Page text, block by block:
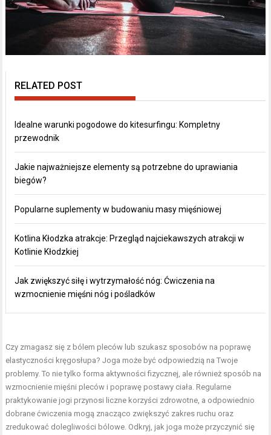
RELATED POST
Idealne warunki pogodowe do kitesurfingu: Kompletny
przewodnik
Jakie najważniejsze elementy są potrzebne do uprawiania
biegów?
Popularne suplementy w budowaniu masy mięśniowej
Kotlina Kłodzka atrakcje: Przegląd najciekawszych atrakcji w
Kotlinie Kłodzkiej
Jak zwiększyć siłę i wytrzymałość nóg: Ćwiczenia na
wzmocnienie mięśni nóg i pośladków
Czy zmagasz się z bólem pleców lub szukasz sposobów na poprawę
elastyczności kręgosłupa? Joga może być odpowiedzią na Twoje
problemy. To nie tylko forma aktywności fizycznej, ale również sposób na
wzmocnienie mięśni pleców i poprawę postawy ciała. Regularne
praktykowanie jogi przynosi liczne korzyści zdrowotne, a odpowiednio
dobrane ćwiczenia mogą znacząco zwiększyć zakres ruchu oraz
zredukować dolegliwości bólowe. Odkryj, jak joga może przyczynić się